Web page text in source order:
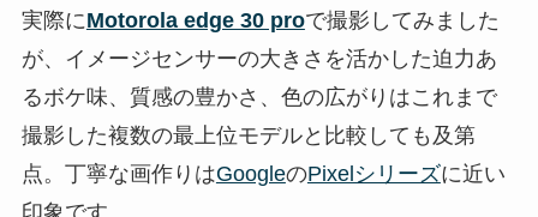
実際にMotorola edge 30 proで撮影してみました
が、イメージセンサーの大きさを活かした迫力あ
るボケ味、質感の豊かさ、色の広がりはこれまで
撮影した複数の最上位モデルと比較しても及第
点。丁寧な画作りはGoogleのPixelシリーズに近い